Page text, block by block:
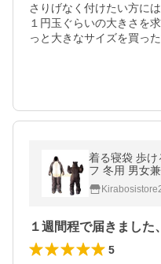
さりげなく付けたい方に
１円玉ぐらいの大きさを
っと大きなサイズを買っ
着る寝袋 歩け
フ 冬用 男女
m〜190cm）
5